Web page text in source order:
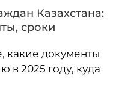
Казахстана:
сроки
какие документы
в 2025 году, куда